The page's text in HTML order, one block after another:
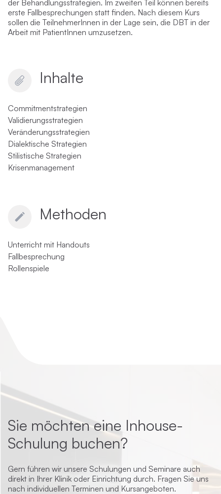
der Behandlungsstrategien. Im zweiten Teil können bereits
erste Fallbesprechungen statt finden. Nach diesem Kurs
sollen die TeilnehmerInnen in der Lage sein, die DBT in der
Arbeit mit PatientInnen umzusetzen.
Inhalte
Commitmentstrategien
Validierungsstrategien
Veränderungsstrategien
Dialektische Strategien
Stilistische Strategien
Krisenmanagement
Methoden
Unterricht mit Handouts
Fallbesprechung
Rollenspiele
Sie möchten eine Inhouse-
Schulung buchen?
Gern führen wir unsere Schulungen und Seminare auch
direkt in Ihrer Klinik oder Einrichtung durch. Fragen Sie uns
nach individuellen Terminen und Kursangeboten.